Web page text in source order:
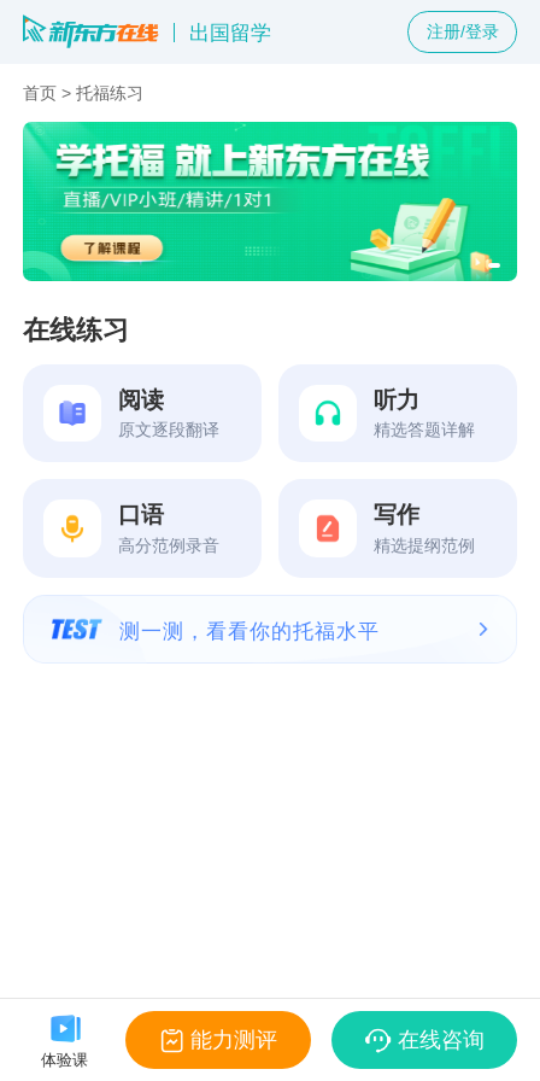
出国留学 注册/登录
首页 >托福练习
在线练习
阅读
原文逐段翻译
听力
精选答题详解
口语
高分范例录音
写作
精选提纲范例
测一测，看看你的托福水平
体验课
能力测评 在线咨询